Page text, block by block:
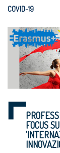
COVID-19
FOCUS SU